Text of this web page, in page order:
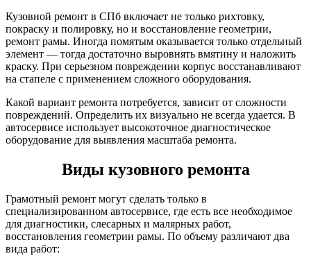
Кузовной ремонт в СПб включает не только рихтовку,
покраску и полировку, но и восстановление геометрии,
ремонт рамы. Иногда помятым оказывается только отдельный
элемент — тогда достаточно выровнять вмятину и наложить
краску. При серьезном повреждении корпус восстанавливают
на стапеле с применением сложного оборудования.
Какой вариант ремонта потребуется, зависит от сложности
повреждений. Определить их визуально не всегда удается. В
автосервисе использует высокоточное диагностическое
оборудование для выявления масштаба ремонта.
Виды кузовного ремонта
Грамотный ремонт могут сделать только в
специализированном автосервисе, где есть все необходимое
для диагностики, слесарных и малярных работ,
восстановления геометрии рамы. По объему различают два
вида работ: